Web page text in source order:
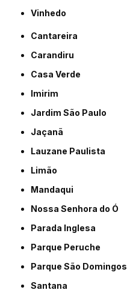
Vinhedo
Cantareira
Carandiru
Casa Verde
Imirim
Jardim São Paulo
Jaçanã
Lauzane Paulista
Limão
Mandaqui
Nossa Senhora do Ó
Parada Inglesa
Parque Peruche
Parque São Domingos
Santana